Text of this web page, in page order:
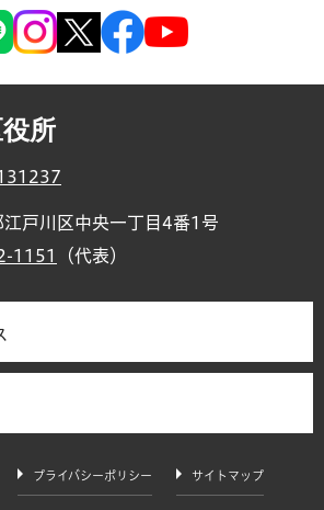
所
戸川区中央一丁目4番1号
1151 （代表）
プライバシーポリシー サイトマップ